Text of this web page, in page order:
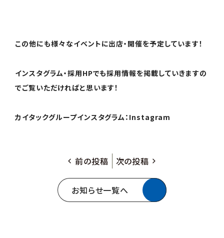
この他にも様々なイベントに出店・開催を予定しています！
インスタグラム・採用HPでも採用情報を掲載していきますの
でご覧いただければと思います！
カイタックグループインスタグラム： Instagram
前の投稿 次の投稿
お知らせ一覧へ